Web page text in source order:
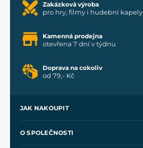
Zakázková výroba
pro hry, filmy i hudební kapely
Kamenná prodejna
otevřena 7 dní v týdnu
Doprava na cokoliv
od 79,- Kč
JAK NAKOUPIT
O SPOLEČNOSTI